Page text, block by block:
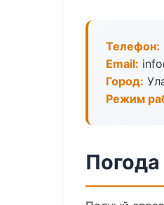
Телефон:
Email:
Город:
Режим